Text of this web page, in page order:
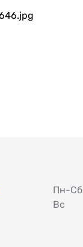
Пн-Сб
Вс